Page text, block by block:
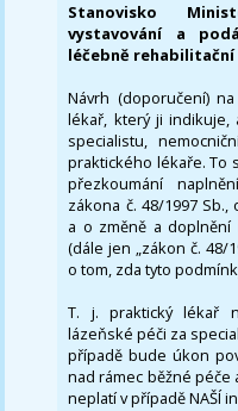
Stanovisko
vystavování a
léčebně rehabilitační
Návrh (doporučení)
lékař, který ji
specialistu,
praktického lékaře. To
přezkoumání
zákona č. 48/1997
a o změně a doplnění
(dále jen „zákon č. 48/
o tom, zda tyto
T. j. praktický lékař
lázeňské péči za
případě bude úkon
nad rámec běžné péče
neplatí v případě NAŠÍ